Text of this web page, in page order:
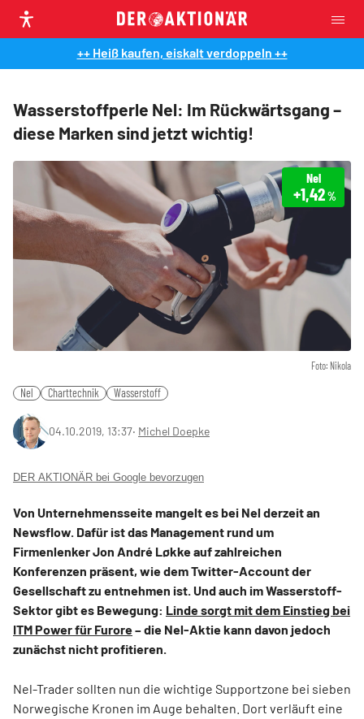
++ Heiß kaufen, eiskalt verdoppeln ++
Wasserstoffperle Nel: Im Rückwärtsgang –
diese Marken sind jetzt wichtig!
Foto: Nikola
Nel
+1,42%
Nel Charttechnik Wasserstoff
04.10.2019, 13:37‧ Michel Doepke
DER AKTIONÄR bei Google bevorzugen
Von Unternehmensseite mangelt es bei Nel derzeit an
Newsflow. Dafür ist das Management rund um
Firmenlenker Jon André Løkke auf zahlreichen
Konferenzen präsent, wie dem Twitter-Account der
Gesellschaft zu entnehmen ist. Und auch im Wasserstoff-
Sektor gibt es Bewegung: Linde sorgt mit dem Einstieg bei
ITM Power für Furore– die Nel-Aktie kann davon jedoch
zunächst nicht profitieren.
Nel-Trader sollten nun die wichtige Supportzone bei sieben
Norwegische Kronen im Auge behalten. Dort verläuft eine